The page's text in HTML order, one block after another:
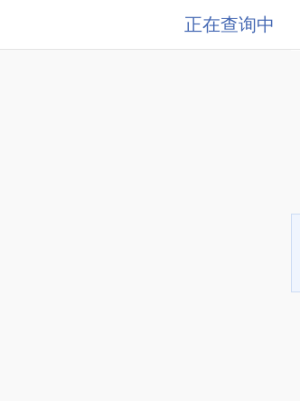
正在查询中